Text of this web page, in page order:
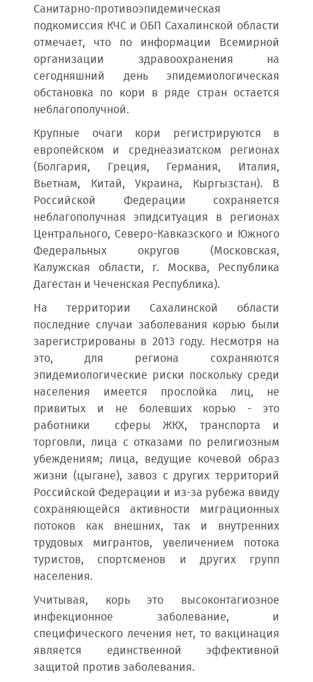
Санитарно-противоэпидемическая
подкомиссия КЧС и ОБП Сахалинской области
отмечает, что по информации Всемирной
организации здравоохранения на
сегодняшний день эпидемиологическая
обстановка по кори в ряде стран остается
неблагополучной.
Крупные очаги кори регистрируются в
европейском и среднеазиатском регионах
(Болгария, Греция, Германия, Италия,
Вьетнам, Китай, Украина, Кыргызстан). В
Российской Федерации сохраняется
неблагополучная эпидситуация в регионах
Центрального, Северо-Кавказского и Южного
Федеральных округов (Московская,
Калужская области, г. Москва, Республика
Дагестан и Чеченская Республика).
На территории Сахалинской области
последние случаи заболевания корью были
зарегистрированы в 2013 году. Несмотря на
это, для региона сохраняются
эпидемиологические риски поскольку среди
населения имеется прослойка лиц, не
привитых и не болевших корью - это
работники сферы ЖКХ, транспорта и
торговли, лица с отказами по религиозным
убеждениям; лица, ведущие кочевой образ
жизни (цыгане), завоз с других территорий
Российской Федерации и из-за рубежа ввиду
сохраняющейся активности миграционных
потоков как внешних, так и внутренних
трудовых мигрантов, увеличением потока
туристов, спортсменов и других групп
населения.
Учитывая, корь это высоконтагиозное
инфекционное заболевание, и
специфического лечения нет, то вакцинация
является единственной эффективной
защитой против заболевания.